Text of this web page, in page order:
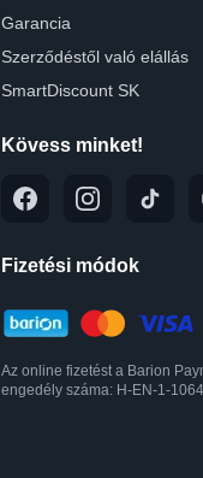
Garancia
Szerződéstől való elállás
SmartDiscount SK
Kövess minket!
Fizetési módok
Az online fizetést a Barion
engedély száma: H-EN-1-